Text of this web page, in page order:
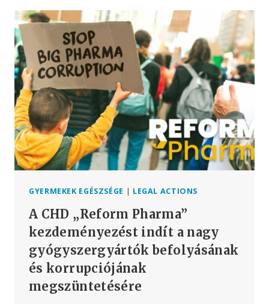
BIZONYÍTÉKOT
TALÁLT
ARRA,
HOGY
A
COVID-
19
VAKCINÁK
HALÁLESETEKET
OKOZTAK
GYERMEKEK EGÉSZSÉGE | LEGAL ACTIONS
A CHD „Reform Pharma”
kezdeményezést indít a nagy
gyógyszergyártók befolyásának
és korrupciójának
megszüntetésére